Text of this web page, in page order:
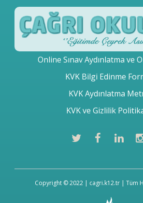
Online Sınav Aydınlatma ve
KVK Bilgi Edinme
KVK Aydınlatma
KVK ve Gizlilik
Copyright © 2022 | cagri.k12.tr | Tüm